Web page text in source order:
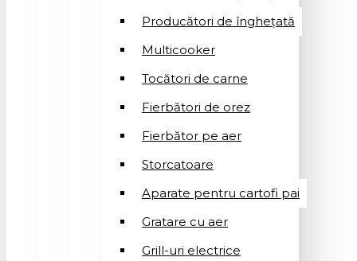
Producători de înghețată
Multicooker
Tocători de carne
Fierbători de orez
Fierbător pe aer
Storcatoare
Aparate pentru cartofi pai
Gratare cu aer
Grill-uri electrice